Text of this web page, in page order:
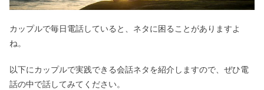
カップルで毎日電話していると、ネタに困ることがありますよ
ね。
以下にカップルで実践できる会話ネタを紹介しますので、ぜひ電
話の中で話してみてください。